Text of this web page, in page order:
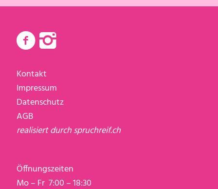
Kontakt
Impressum
Datenschutz
AGB
realisiert durchspruchreif.ch
Öffnungszeiten
Mo – Fr 7:00 – 18:30